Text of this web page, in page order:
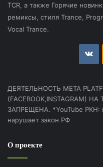
TCR, а также Горячие
ремиксы, стиля Trance,
Vocal Trance.
ДЕЯТЕЛЬНОСТЬ МЕТА
(FACEBOOK,INSTAGRAM)
ЗАПРЕЩЕНА. *YouTube РКН:
нарушает закон РФ
О проекте